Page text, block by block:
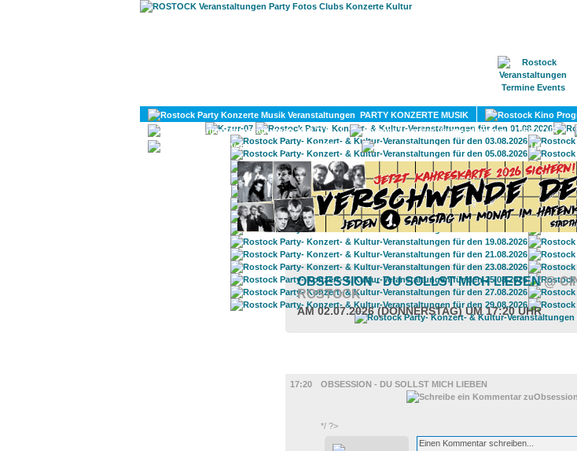
PARTY KONZERTE MUSIK
KULTUR
LITERATUR
DIVERSES
UMLAND
OBSESSION - DU SOLLST MICH LIEBEN@
ROSTOCK
AM 02.07.2026 (DONNERSTAG) UM 17:20 UHR
17:20
OBSESSION - DU SOLLST MICH LIEBEN
*/ ?>